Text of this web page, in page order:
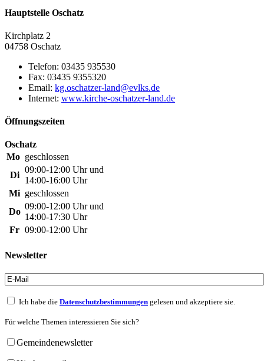
Hauptstelle Oschatz
Kirchplatz 2
04758 Oschatz
Telefon: 03435 935530
Fax: 03435 9355320
Email:
Internet: www.kirche-oschatzer-land.de
Öffnungszeiten
Oschatz
Mo geschlossen
Di
09:00-12:00 Uhr und
14:00-16:00 Uhr
Mi geschlossen
Do
09:00-12:00 Uhr und
14:00-17:30 Uhr
Fr 09:00-12:00 Uhr
Newsletter
Ich habe die Datenschutzbestimmungen gelesen und akzeptiere sie.
Für welche Themen interessieren Sie sich?
Gemeindenewsletter